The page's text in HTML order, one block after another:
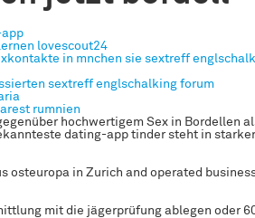
lovescout24
in mnchen sie sextreff
sextreff englschalking forum
rumnien
hochwertigem Sex in Bordellen
dating-app tinder steht in
osteuropa in Zurich and operated
mit die jägerprüfung ablegen oder